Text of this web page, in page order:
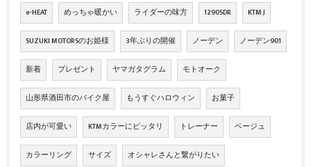
e-HEAT めっちゃ暖かい ライダーの味方 1290SDR KTM J
SUZUKI MOTORSのお姫様 3年ぶりの開催 ノーデン ノーデン901
新着 プレゼント ヤマガタグラム モトオーク
山形県酒田市のバイク屋 もうすぐハロウィン お菓子
店内が可愛い KTMカラーにピッタリ トレーナー ベージュ
カラーリング サイズ オシャレさんと繋がりたい